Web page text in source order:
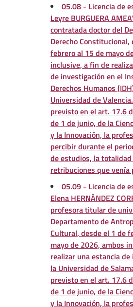
05.08 - Licencia de
Leyre BURGUERA
contratada doctor del
Derecho Constitucional,
febrero al 15 de mayo
inclusive, a fin de
de investigación en el
Derechos Humanos
Universidad de
previsto en el art. 17.6
de 1 de junio, de la
y la Innovación, la
percibir durante el
de estudios, la totalidad
retribuciones que venía
05.09 - Licencia de
Elena HERNÁNDEZ
profesora titular de
Departamento de
Cultural, desde el 1 de
mayo de 2026, ambos
realizar una estancia
la Universidad de
previsto en el art. 17.6
de 1 de junio, de la
y la Innovación, la